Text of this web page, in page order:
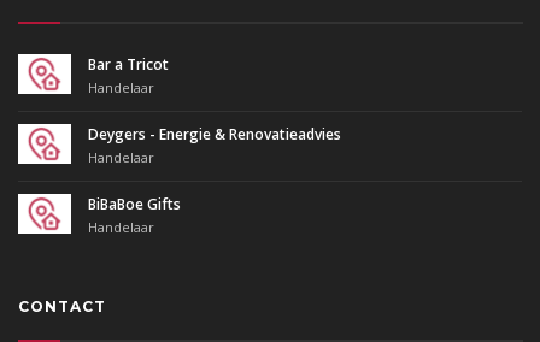
Bar a Tricot
Handelaar
Deygers - Energie & Renovatieadvies
Handelaar
BiBaBoe Gifts
Handelaar
CONTACT